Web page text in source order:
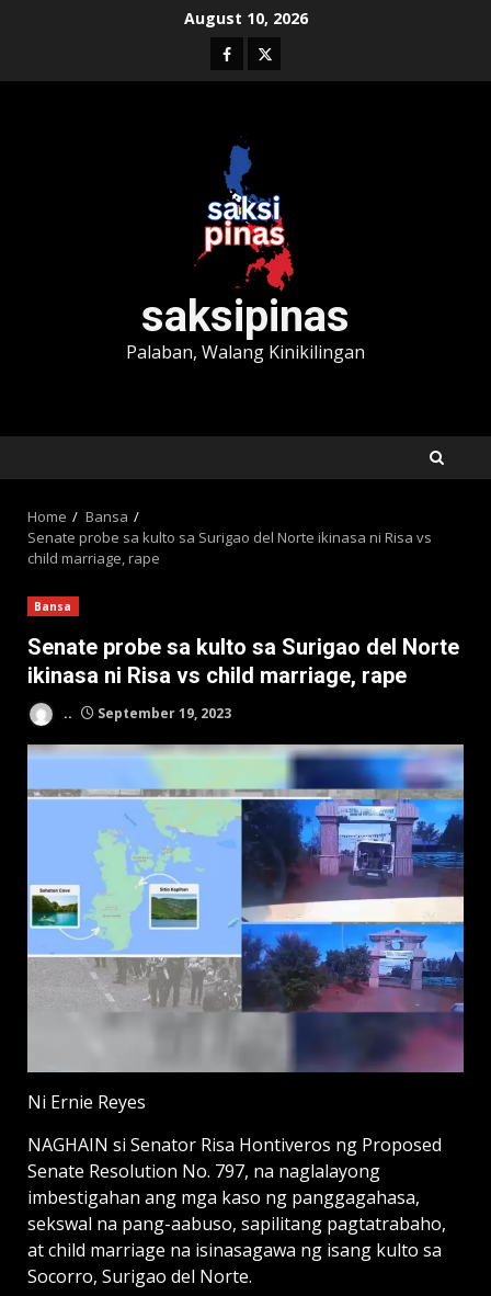
August 10, 2026
Facebook
Twitter
saksipinas
Palaban, Walang Kinikilingan
Home
Bansa
Senate probe sa kulto sa Surigao del Norte ikinasa ni Risa vs
child marriage, rape
Bansa
Senate probe sa kulto sa Surigao del Norte
ikinasa ni Risa vs child marriage, rape
.. September 19, 2023
Ni Ernie Reyes
NAGHAIN si Senator Risa Hontiveros ng Proposed
Senate Resolution No. 797, na naglalayong
imbestigahan ang mga kaso ng panggagahasa,
sekswal na pang-aabuso, sapilitang pagtatrabaho,
at child marriage na isinasagawa ng isang kulto sa
Socorro, Surigao del Norte.